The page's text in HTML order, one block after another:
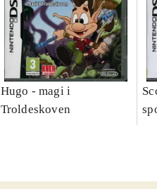
Hugo - magi i
Troldeskoven